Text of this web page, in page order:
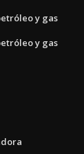
y gas
y gas